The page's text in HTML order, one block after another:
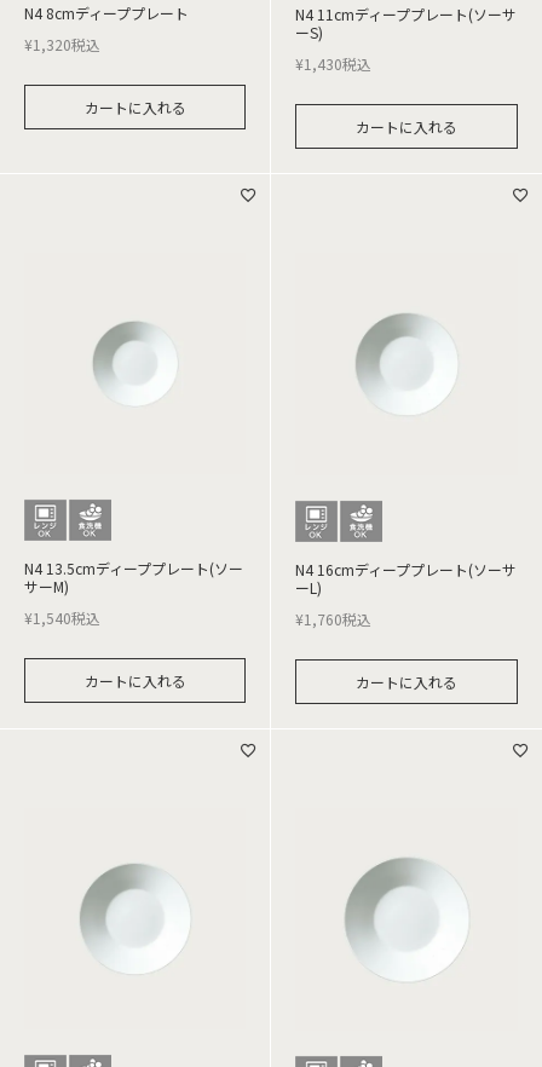
N4 8cmディーププレート
¥1,320税込
カートに入れる
N4 11cmディーププレート(ソーサ
ーS)
¥1,430税込
カートに入れる
N4 13.5cmディーププレート(ソー
サーM)
¥1,540税込
カートに入れる
N4 16cmディーププレート(ソーサ
ーL)
¥1,760税込
カートに入れる